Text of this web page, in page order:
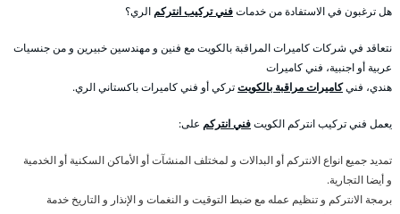
هل ترغبون في الاستفادة من خدماتفني تركيب انتركم الري؟
نتعاقد في شركات كاميرات المراقبة بالكويت مع فنين و مهندسين خبيرين و من جنسيات
عربية أو اجنبية، فني كاميرات
هندي، فنيكاميرات مراقبة بالكويتتركي أو فني كاميرات باكستاني الري.
يعمل فني تركيب انتركم الكويتفني انتركم على:
تمديد جميع انواع الانتركم أو البدالات و لمختلف المنشآت أو الأماكن السكنية أو الخدمية
و أيضا التجارية.
برمجة الانتركم و تنظيم عمله مع ضبط التوقيت و النغمات و الإنذار و التاريخ خدمة